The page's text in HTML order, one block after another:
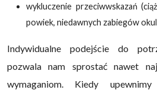
wykluczenie przeciwwskazań
powiek, niedawnych zabiegów
Indywidualne podejście do
pozwala nam sprostać nawet
wymaganiom. Kiedy